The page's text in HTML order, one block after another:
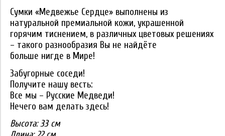
Сумки «Медвежье Сердце» выполнены из
натуральной премиальной кожи, украшенной
горячим тиснением, в различных цветовых решениях
– такого разнообразия Вы не найдёте
больше нигде в Мире!
Забугорные соседи!
Получите нашу весть:
Все мы – Русские Медведи!
Нечего вам делать здесь!
Высота:33 см